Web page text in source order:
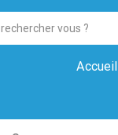
Accueil